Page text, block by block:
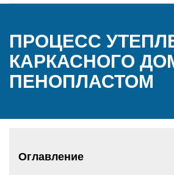
ПРОЦЕСС
КАРКАСНОГО
ПЕНОПЛАСТОМ
Оглавление